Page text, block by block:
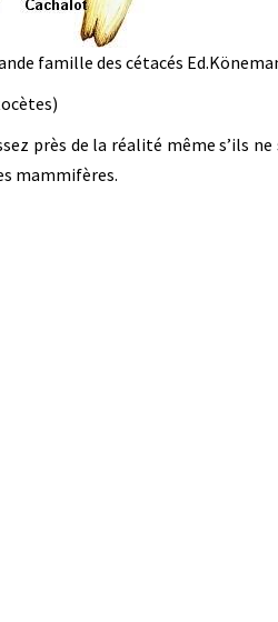
famille des cétacés
près de la réalité même s’ils
mammifères.